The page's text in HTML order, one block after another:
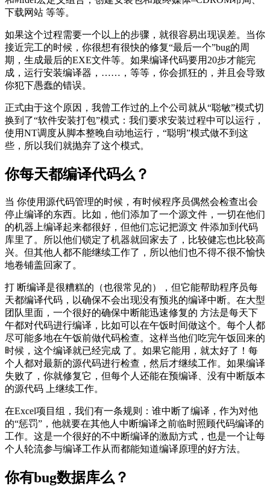
下载网站 等等。
如果这个过程需要一个以上的步骤，就很容易出现误差。当你
接近完工的时候，你很想有很快的修复“最后一个”bug的周
期，生成最后的EXE文件等。如果编译代码要用20步才能完
成，运行安装编译器，……，等等，你会抓狂的，并且会导致
你犯下愚蠢的错误。
正式由于这个原因，我曾工作过的上个公司就从“聪敏”模式切
换到了“软件安装打包”模式：我们要求安装过程中可以运行，
使用NT调度从脚本整晚自动地运行，“聪明”模式做不到这
些，所以我们就抛弃了这个模式。
你每天都编译代码么？
当 你使用源代码管理的时候，有时候程序员偶然会检查出会
停止编译的东西。比如，他们添加了一个源文件，一切在他们
的机器上编译起来都很好，但他们忘记把源文 件添加到代码
库里了。所以他们锁定了机器就回家去了，比较健忘也比较高
兴。但其他人都不能继续工作了，所以他们也不得不很不愉快
地卷铺盖回家了。
打 断编译是很糟糕的（也很常见的），但它能帮助程序员每
天都编译代码，以确保不会出现没有预兆的编译中断。在大型
团队里面，一个很好的确保中断能迅速修复的 方法是每天下
午都对代码进行编译，比如可以在午饭时间做这个。每个人都
尽可能多地在午饭前做代码检查。这样当他们吃完午饭回来的
时候，这个编译就已经完成 了。如果它能用，就太好了！每
个人都对最新的源代码进行检查，然后才继续工作。如果编译
失败了，你就修复它，但每个人还能在预编译、没有中断版本
的源代码 上继续工作。
在Excel项目组，我们有一条规则：谁中断了编译，作为对他
的“惩罚”，他就要在其他人中断编译之前临时照顾代码编译的
工作。这是一个很好的不中断编译的激励方式，也是一个让每
个人轮流参与编译工作从而都能知道编译原理的好方法。
你有bug数据库么？